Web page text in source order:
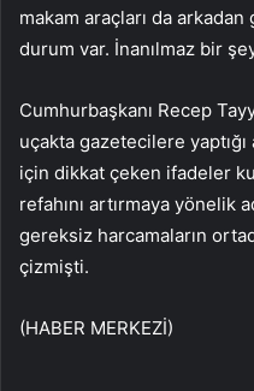
makam araçları da
durum var. İnanılmaz bir
Cumhurbaşkanı Recep
uçakta gazetecilere
için dikkat çeken ifadeler
refahını artırmaya yönelik
gereksiz harcamaların
çizmişti.
(HABER MERKEZİ)